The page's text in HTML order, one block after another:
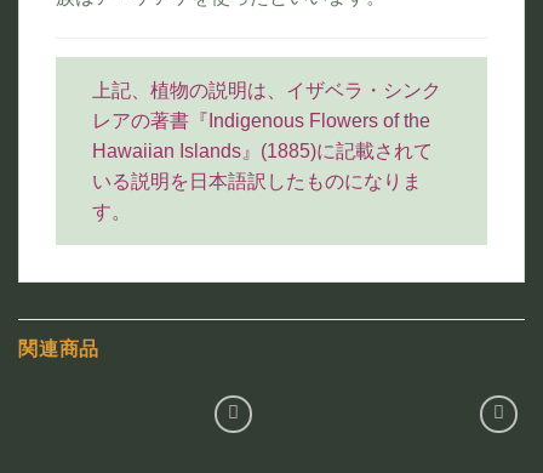
上記、植物の説明は、イザベラ・シンク
レアの著書『Indigenous Flowers of the
Hawaiian Islands』(1885)に記載されて
いる説明を日本語訳したものになりま
す。
関連商品